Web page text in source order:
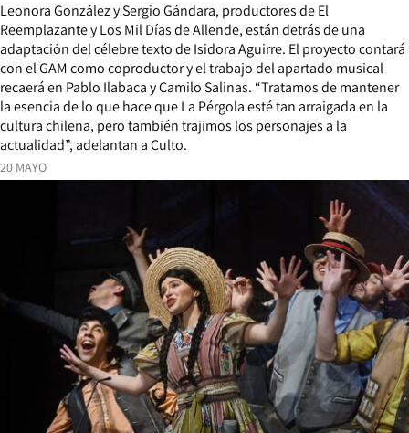
20 MAYO
Leonora González y Sergio Gándara, productores de El
Reemplazante y Los Mil Días de Allende, están detrás de una
adaptación del célebre texto de Isidora Aguirre. El proyecto contará
con el GAM como coproductor y el trabajo del apartado musical
recaerá en Pablo Ilabaca y Camilo Salinas. “Tratamos de mantener
la esencia de lo que hace que La Pérgola esté tan arraigada en la
cultura chilena, pero también trajimos los personajes a la
actualidad”, adelantan a Culto.